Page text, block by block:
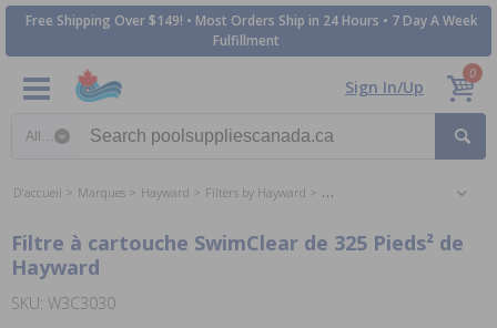
Free Shipping Over $149! • Most Orders Ship in 24 Hours • 7 Day A Week
Fulfillment
Sign In/Up
0
D'accueil Marques Hayward Filters by Hayward Cartridge Filters by Hayward
Filtre à cartouche SwimClear de 325 Pieds² de
Hayward
SKU: W3C3030